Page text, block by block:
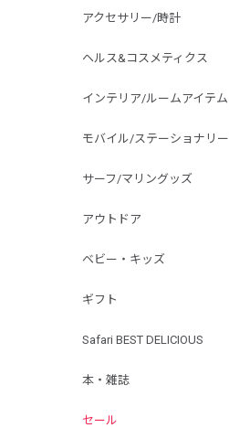
アクセサリー/時計
ヘルス&コスメティクス
インテリア/ルームアイテム
モバイル/ステーショナリー
サーフ/マリングッズ
アウトドア
ベビー・キッズ
ギフト
Safari BEST DELICIOUS
本・雑誌
セール